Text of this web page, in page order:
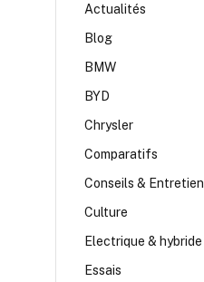
Actualités
Blog
BMW
BYD
Chrysler
Comparatifs
Conseils & Entretien
Culture
Electrique & hybride
Essais